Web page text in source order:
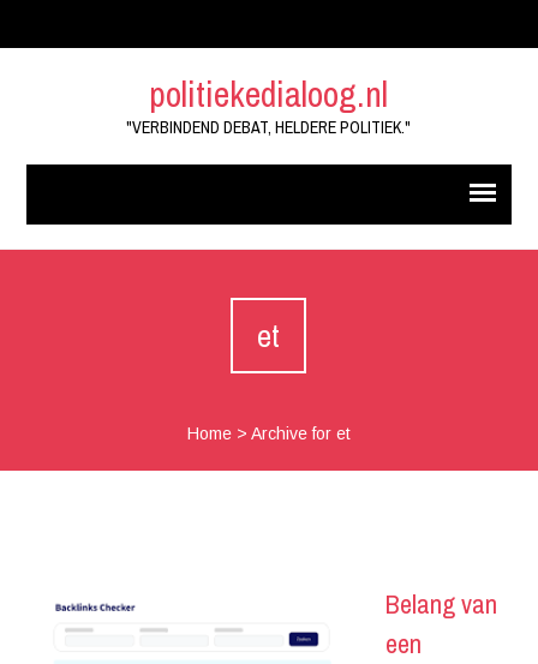
politiekedialoog.nl
"VERBINDEND DEBAT, HELDERE POLITIEK."
et
Home> Archive for et
Belang van
een